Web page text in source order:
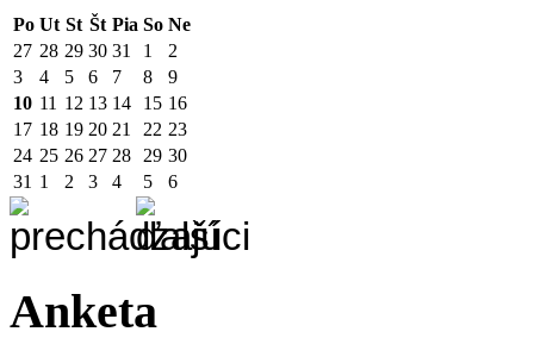
Po Ut St Št Pia So Ne
27 28 29 30 31 1
2
3
4 5 6 7 8
9
10 11 12 13 14 15 16
17 18 19 20 21 22 23
24 25 26 27 28 29 30
31 1 2 3 4 5 6
Anketa